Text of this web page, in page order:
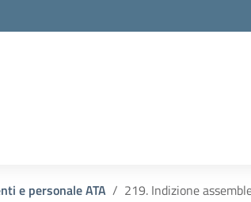
e personale ATA 219. Indizione